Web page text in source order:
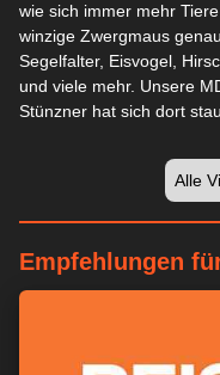
wie sich immer mehr
winzige Zwergmaus
Segelfalter, Eisvogel,
und viele mehr. Unsere
Stünzner hat sich dort
Alle
Empfehlungen